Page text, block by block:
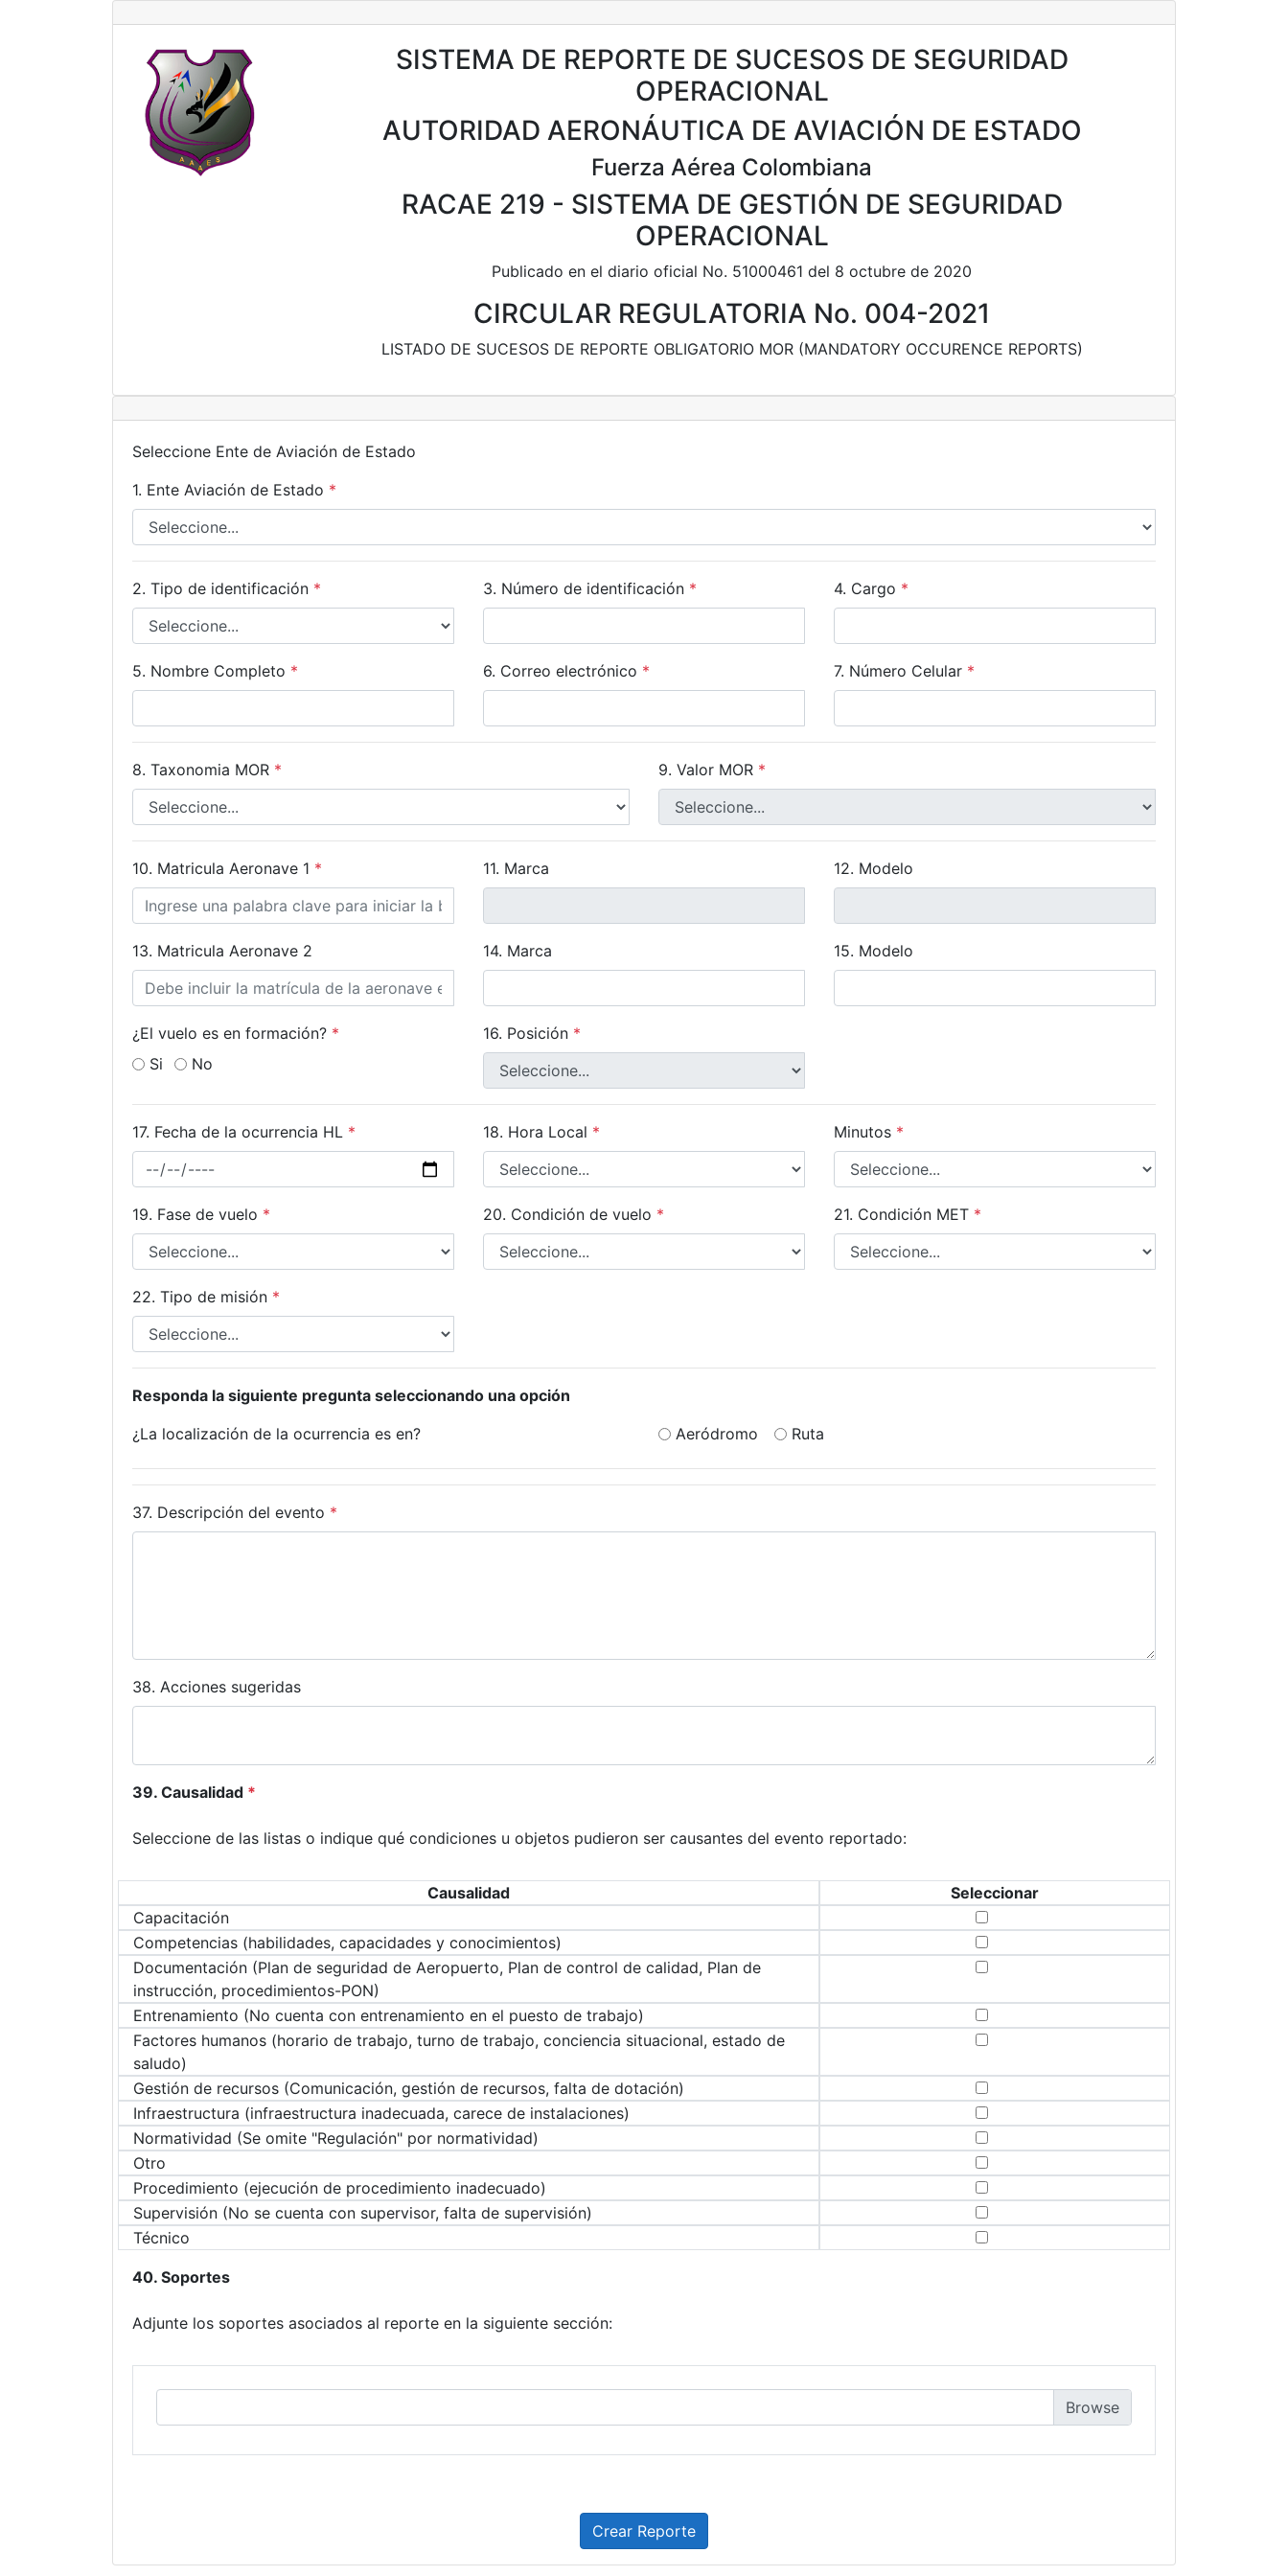
SISTEMA DE REPORTE DE SUCESOS DE SEGURIDAD
OPERACIONAL
AUTORIDAD AERONÁUTICA DE AVIACIÓN DE ESTADO
Fuerza Aérea Colombiana
RACAE 219 - SISTEMA DE GESTIÓN DE SEGURIDAD
OPERACIONAL
Publicado en el diario oficial No. 51000461 del 8 octubre de 2020
CIRCULAR REGULATORIA No. 004-2021
LISTADO DE SUCESOS DE REPORTE OBLIGATORIO MOR (MANDATORY OCCURENCE REPORTS)
Seleccione Ente de Aviación de Estado
1. Ente Aviación de Estado *
2. Tipo de identificación * 3. Número de identificación * 4. Cargo *
5. Nombre Completo * 6. Correo electrónico * 7. Número Celular *
8. Taxonomia MOR * 9. Valor MOR *
10. Matricula Aeronave 1 * 11. Marca 12. Modelo
13. Matricula Aeronave 2 14. Marca 15. Modelo
¿El vuelo es en formación? *
Si
No
16. Posición *
17. Fecha de la ocurrencia HL * 18. Hora Local * Minutos *
19. Fase de vuelo * 20. Condición de vuelo * 21. Condición MET *
22. Tipo de misión *
Responda la siguiente pregunta seleccionando una opción
¿La localización de la ocurrencia es en?
Aeródromo Ruta
37. Descripción del evento *
38. Acciones sugeridas
39. Causalidad *
Seleccione de las listas o indique qué condiciones u objetos pudieron ser causantes del evento reportado:
Causalidad
Seleccionar
Capacitación
Competencias (habilidades, capacidades y conocimientos)
Documentación (Plan de seguridad de Aeropuerto, Plan de control de calidad, Plan de
instrucción, procedimientos-PON)
Entrenamiento (No cuenta con entrenamiento en el puesto de trabajo)
Factores humanos (horario de trabajo, turno de trabajo, conciencia situacional, estado de
saludo)
Gestión de recursos (Comunicación, gestión de recursos, falta de dotación)
Infraestructura (infraestructura inadecuada, carece de instalaciones)
Normatividad (Se omite "Regulación" por normatividad)
Otro
Procedimiento (ejecución de procedimiento inadecuado)
Supervisión (No se cuenta con supervisor, falta de supervisión)
Técnico
40. Soportes
Adjunte los soportes asociados al reporte en la siguiente sección: